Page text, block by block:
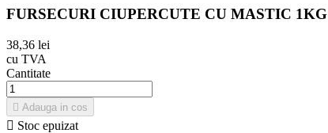
FURSECURI CIUPERCUTE CU MASTIC 1KG
38,36 lei
cu TVA
Cantitate
 Adauga in cos
 Stoc epuizat